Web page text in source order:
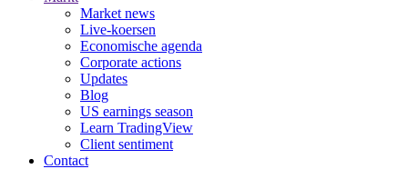
Market news
Live-koersen
Economische agenda
Corporate actions
Updates
Blog
US earnings season
Learn TradingView
Client sentiment
Contact